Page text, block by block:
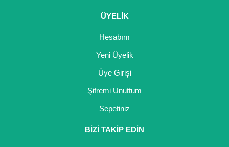
ÜYELİK
Hesabım
Yeni Üyelik
Üye Girişi
Şifremi Unuttum
Sepetiniz
BİZİ TAKİP EDİN